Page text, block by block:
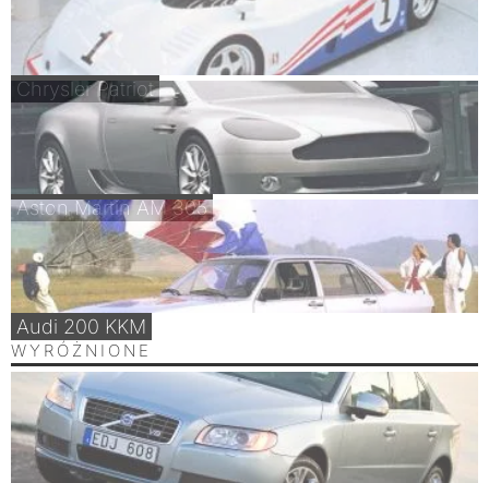
Chrysler Patriot
Aston Martin AM 305
Audi 200 KKM
WYRÓŻNIONE